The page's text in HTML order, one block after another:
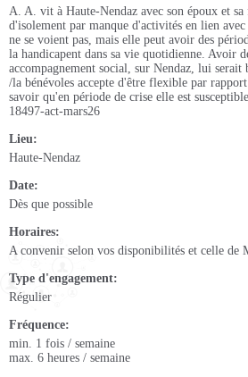
A. A. vit à Haute-Nendaz avec son époux et
d'isolement par manque d'activités en lien avec
ne se voient pas, mais elle peut avoir des
la handicapent dans sa vie quotidienne. Avoir
accompagnement social, sur Nendaz, lui
/la bénévoles accepte d'être flexible par
savoir qu'en période de crise elle est
18497-act-mars26
Lieu
Haute-Nendaz
Date
Dès que possible
Horaires
A convenir selon vos disponibilités et celle de
Type d'engagement
Régulier
Fréquence
min. 1 fois / semaine
max. 6 heures / semaine